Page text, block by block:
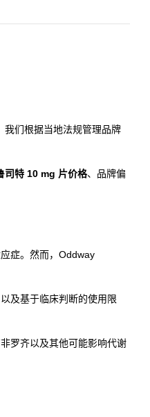
我们根据当地法规管理品牌
司特 10 mg 片价格、品牌偏
症。然而，Oddway
及基于临床判断的使用限
罗齐以及其他可能影响代谢